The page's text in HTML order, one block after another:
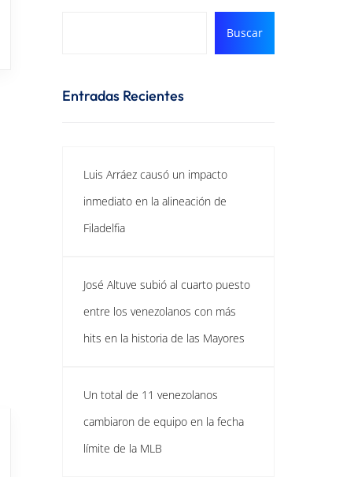
Buscar
Entradas Recientes
Luis Arráez causó un impacto
inmediato en la alineación de
Filadelfia
José Altuve subió al cuarto puesto
entre los venezolanos con más
hits en la historia de las Mayores
Un total de 11 venezolanos
cambiaron de equipo en la fecha
límite de la MLB